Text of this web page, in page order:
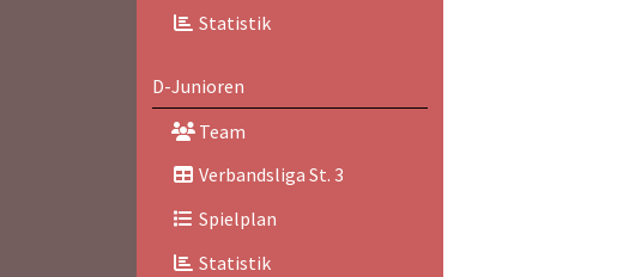
Statistik
D-Junioren
Team
Verbandsliga St. 3
Spielplan
Statistik